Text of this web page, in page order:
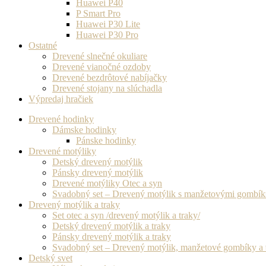
Huawei P40
P Smart Pro
Huawei P30 Lite
Huawei P30 Pro
Ostatné
Drevené slnečné okuliare
Drevené vianočné ozdoby
Drevené bezdrôtové nabíjačky
Drevené stojany na slúchadla
Výpredaj hračiek
Drevené hodinky
Dámske hodinky
Pánske hodinky
Drevené motýliky
Detský drevený motýlik
Pánsky drevený motýlik
Drevené motýliky Otec a syn
Svadobný set – Drevený motýlik s manžetovými
Drevený motýlik a traky
Set otec a syn /drevený motýlik a traky/
Detský drevený motýlik a traky
Pánsky drevený motýlik a traky
Svadobný set – Drevený motýlik, manžetové gombíky a
Detský svet